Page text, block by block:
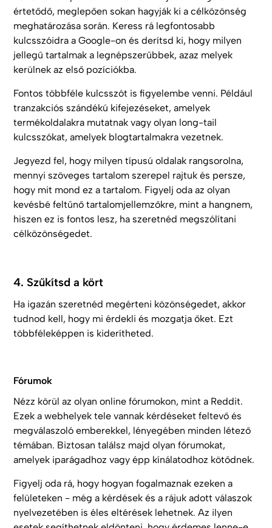
értetődő, meglepően sokan hagyják ki a célközönség
meghatározása során. Keress rá legfontosabb
kulcsszóidra a Google-on és derítsd ki, hogy milyen
jellegű tartalmak a legnépszerűbbek, azaz melyek
kerülnek az első pozíciókba.
Fontos többféle kulcsszót is figyelembe venni. Például
tranzakciós szándékú kifejezéseket, amelyek
termékoldalakra mutatnak vagy olyan long-tail
kulcsszókat, amelyek blogtartalmakra vezetnek.
Jegyezd fel, hogy milyen típusú oldalak rangsorolna,
mennyi szöveges tartalom szerepel rajtuk és persze,
hogy mit mond ez a tartalom. Figyelj oda az olyan
kevésbé feltűnő tartalomjellemzőkre, mint a hangnem,
hiszen ez is fontos lesz, ha szeretnéd megszólítani
célközönségedet.
4. Szűkítsd a kört
Ha igazán szeretnéd megérteni közönségedet, akkor
tudnod kell, hogy mi érdekli és mozgatja őket. Ezt
többféleképpen is kiderítheted.
Fórumok
Nézz körül az olyan online fórumokon, mint a Reddit.
Ezek a webhelyek tele vannak kérdéseket feltevő és
megválaszoló emberekkel, lényegében minden létező
témában. Biztosan találsz majd olyan fórumokat,
amelyek iparágadhoz vagy épp kínálatodhoz kötődnek.
Figyelj oda rá, hogy hogyan fogalmaznak ezeken a
felületeken - még a kérdések és a rájuk adott válaszok
nyelvezetében is éles eltérések lehetnek. Az ilyen